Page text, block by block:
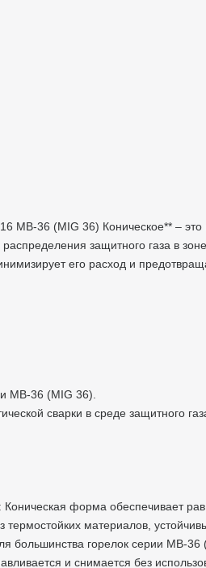
MB-36 (MIG 36) Коническое** –
защитного газа в
его расход и
MB-36 (MIG 36).
сварки в среде защитного
Коническая форма обеспечивает
термостойких материалов,
большинства горелок серии MB-36
и снимается без